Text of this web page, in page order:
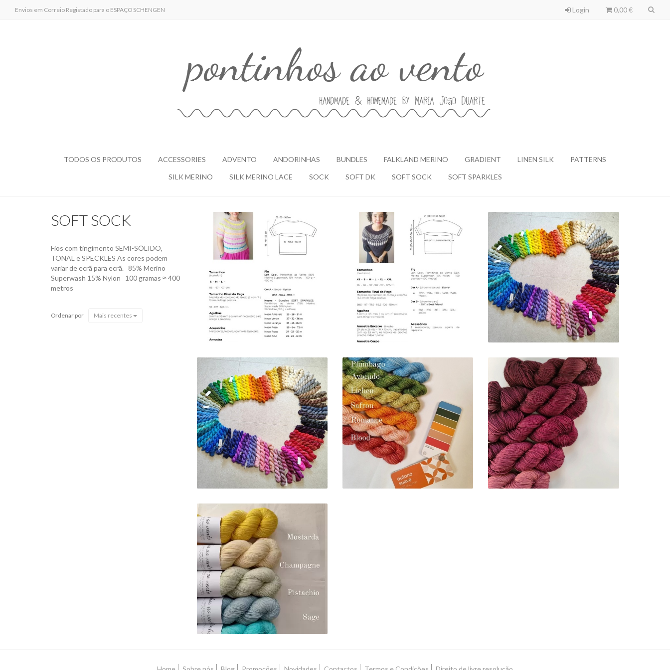
Envios em Correio Registado para o ESPAÇO SCHENGEN Login 0,00 €
TODOS OS PRODUTOS ACCESSORIES ADVENTO ANDORINHAS BUNDLES FALKLAND MERINO GRADIENT LINEN SILK PATTERNS
SILK MERINO SILK MERINO LACE SOCK SOFT DK SOFT SOCK SOFT SPARKLES
SOFT SOCK
Fios com tingimento SEMI-SÓLIDO,
TONAL e SPECKLES As cores podem
variar de ecrã para ecrã. 85% Merino
Superwash 15% Nylon 100 gramas ≈ 400
metros
Ordenar por Mais recentes
TOP NEON PARTY
YARN BUNDLES
101,70 €
TOP NURIA YARN
BUNDLES
88,00 € — 132,00 €
SOFT SOCK - BY ORDER
22,00 €
MINIS SOFT SOCK - BY
ORDER
5,50 €
MINIS BUNDLES - SOFT
SOCK
33,00 €
GRADIENT
88,00 € — 117,50 €
SOFT SOCK
0,00 € — 22,00 €